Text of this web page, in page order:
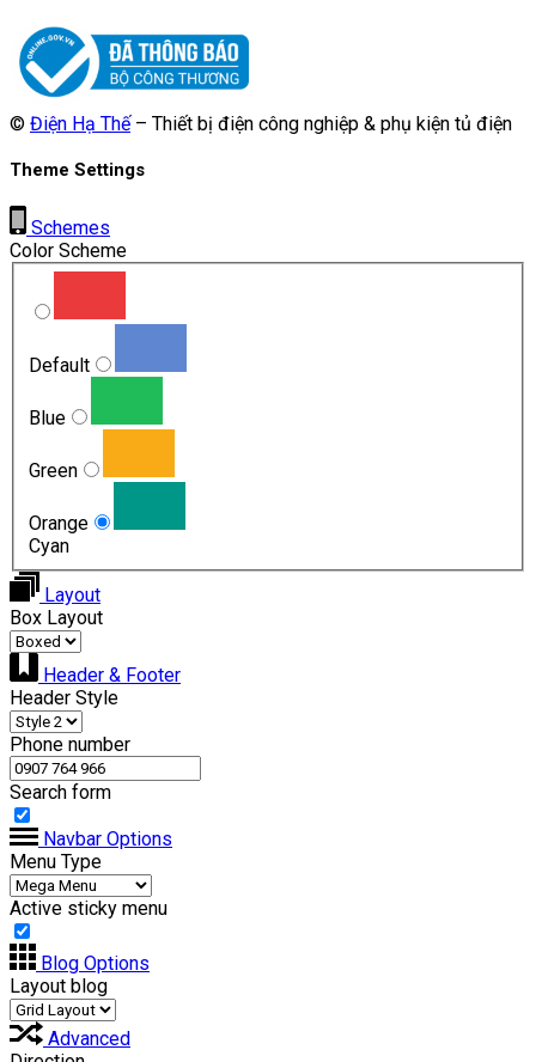
© Điện Hạ Thế– Thiết bị điện công nghiệp & phụ kiện tủ điện
Theme Settings
Schemes
Color Scheme
Default
Blue
Green
Orange
Cyan
Layout
Box Layout
Header & Footer
Header Style
Phone number
Search form
Navbar Options
Menu Type
Active sticky menu
Blog Options
Layout blog
Advanced